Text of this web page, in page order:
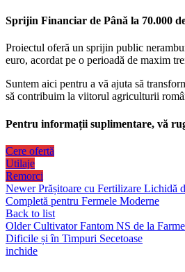
Sprijin Financiar de Până la 70.000
Proiectul oferă un sprijin public
euro, acordat pe o perioadă de maxim
Suntem aici pentru a vă ajuta să
să contribuim la viitorul agriculturii
Pentru informații suplimentare, vă
Cere ofertă
Utilaje
Remorci
Newer Prășitoare cu Fertilizare Lichidă
Completă pentru Fermele Moderne
Back to list
Older Cultivator Fantom NS de la
Dificile și în Timpuri Secetoase
inchide